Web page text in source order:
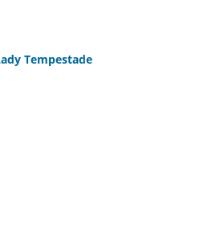
Tempestade